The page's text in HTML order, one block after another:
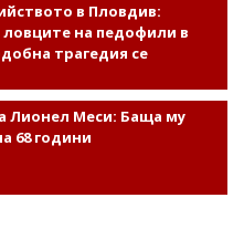
в Пловдив:
ловците на педофили в
трагедия се
Лионел Меси: Баща му
68 години